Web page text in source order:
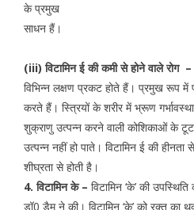
के प्रमुख
साधन हैं।
(iii)विटामिन ई की कमी से होने वाले रोग –
विभिन्न लक्षण प्रकट होते हैं। प्रमुख रूप में
करते हैं। स्त्रियों के शरीर में भ्रूण
शुक्राणु उत्पन्न करने वाली कोशिकाओं के
उत्पन्न नहीं हो पाते। विटामिन ई की
शीघ्रता से होती है।
4. विटामिन के – विटामिन ‘के’ की
डॉ0 डैम ने की। विटामिन ‘के’ को रक्त का